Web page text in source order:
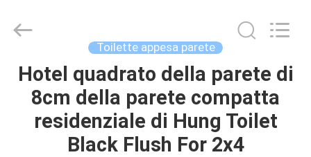
CASA
PRODOTTI
fornitore.
Copyright
Foshan
Toilette appesa parete
Hotel quadrato della parete di
8cm della parete compatta
residenziale di Hung Toilet
Black Flush For 2x4